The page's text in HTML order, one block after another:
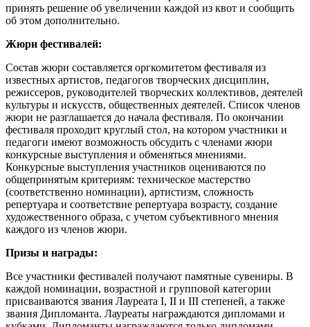
принять решение об увеличении каждой из квот и сообщить
об этом дополнительно.
Жюри фестивалей:
Состав жюри составляется оргкомитетом фестиваля из
известных артистов, педагогов творческих дисциплин,
режиссеров, руководителей творческих коллективов, деятелей
культуры и искусств, общественных деятелей. Список членов
жюри не разглашается до начала фестиваля. По окончании
фестиваля проходит круглый стол, на котором участники и
педагоги имеют возможность обсудить с членами жюри
конкурсные выступления и обменяться мнениями.
Конкурсные выступления участников оцениваются по
общепринятым критериям: техническое мастерство
(соответственно номинации), артистизм, сложность
репертуара и соответствие репертуара возрасту, создание
художественного образа, с учетом субъективного мнения
каждого из членов жюри.
Призы и награды:
Все участники фестивалей получают памятные сувениры. В
каждой номинации, возрастной и групповой категории
присваиваются звания Лауреата I, II и III степеней, а также
звания Дипломанта. Лауреаты награждаются дипломами и